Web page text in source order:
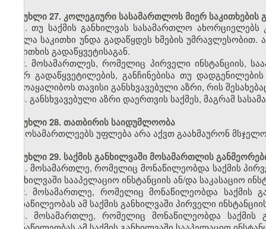
მუხლი 27. კოლეგიური სასამართლოს მიერ საკითხების
1. თუ საქმის განხილვას სასამართლო
ყველა საკითხი უნდა გადაწყდეს ხმების
საკითხის გადაწყვეტისაგან.
2. მოსამართლეს, რომელიც პირველი ინსტანციის,
მიერ გადაწყვეტილების, განჩინებისა თუ
ჩამოაყალიბოს თავისი განსხვავებული აზრი, რის
3. განსხვავებული აზრი დაერთვის საქმეს, მაგრამ
მუხლი 28. თათბირის საიდუმლოობა
მოსამართლეებს უფლება არა აქვთ გაახმაურონ
მუხლი 29. საქმის განხილვაში მოსამართლის
1. მოსამართლე, რომელიც მონაწილეობდა საქმის
განხილვაში სააპელაციო ინსტანციის ან/და საკასაციო
2. მოსამართლე, რომელიც მონაწილეობდა საქმის
მონაწილეობას ამ საქმის განხილვაში პირველი
3. მოსამართლე, რომელიც მონაწილეობდა საქმის